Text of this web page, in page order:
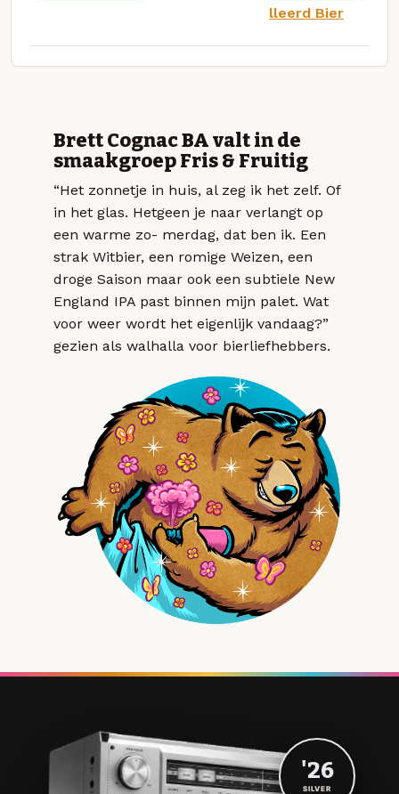
lleerd Bier
Brett Cognac BA valt in de
smaakgroep Fris & Fruitig
“Het zonnetje in huis, al zeg ik het zelf. Of
in het glas. Hetgeen je naar verlangt op
een warme zo- merdag, dat ben ik. Een
strak Witbier, een romige Weizen, een
droge Saison maar ook een subtiele New
England IPA past binnen mijn palet. Wat
voor weer wordt het eigenlijk vandaag?”
gezien als walhalla voor bierliefhebbers.
'26
SILVER